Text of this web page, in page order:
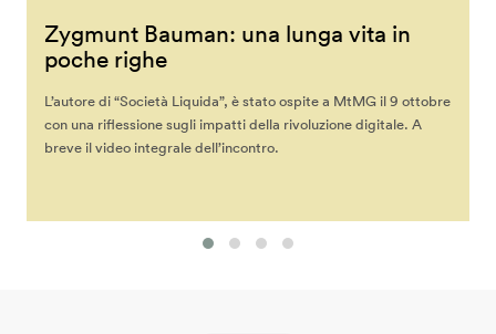
Zygmunt Bauman: una lunga vita in
poche righe
L’autore di “Società Liquida”, è stato ospite a MtMG il 9 ottobre
con una riflessione sugli impatti della rivoluzione digitale. A
breve il video integrale dell’incontro.